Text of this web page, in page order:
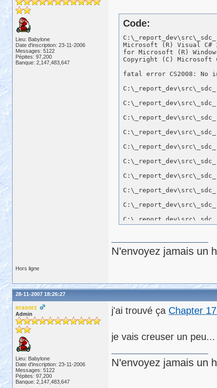
Lieu: Babylone
Date d'inscription: 23-11-2006
Messages: 5122
Pépites: 97,200
Banque: 2,147,483,647
Code:
C:\_report_dev\src\_sdc_report_webform.pbt_build\SDCWebReport>csc
Microsoft (R) Visual C# 2005 Compiler version 8.00.50727.42
for Microsoft (R) Windows (R) 2005 Framework version 2.0.50727
Copyright (C) Microsoft Corporation 2001-2005. All rights reserved.

fatal error CS2008: No inputs specified

C:\_report_dev\src\_sdc_report_webform.pbt_build\SDCWebReport>if errorlevel 9009 exit 3 

C:\_report_dev\src\_sdc_report_webform.pbt_build\SDCWebReport>if exist "C:\_report_dev\src\_sdc_report_webform.pbt_build\SDCWebReport\*.asmx" del "C:\_report_dev\src\_sdc_report_webform.pbt_build\SDCWebReport\*.asmx" 

C:\_report_dev\src\_sdc_report_webform.pbt_build\SDCWebReport>if exist "C:\_report_dev\src\_sdc_report_webform.pbt_build\SDCWebReport\*.html" del "C:\_report_dev\src\_sdc_report_webform.pbt_build\SDCWebReport\*.html" 

C:\_report_dev\src\_sdc_report_webform.pbt_build\SDCWebReport>if exist "C:\_report_dev\src\_sdc_report_webform.pbt_build\SDCWebReport\*.css" del "C:\_report_dev\src\_sdc_report_webform.pbt_build\SDCWebReport\*.css" 

C:\_report_dev\src\_sdc_report_webform.pbt_build\SDCWebReport>if exist "C:\_report_dev\src\_sdc_report_webform.pbt_build\SDCWebReport\*.cs" del "C:\_report_dev\src\_sdc_report_webform.pbt_build\SDCWebReport\*.cs" 

C:\_report_dev\src\_sdc_report_webform.pbt_build\SDCWebReport>if exist "C:\_report_dev\src\_sdc_report_webform.pbt_build\SDCWebReport\*.aspx" del "C:\_report_dev\src\_sdc_report_webform.pbt_build\SDCWebReport\*.aspx" 

C:\_report_dev\src\_sdc_report_webform.pbt_build\SDCWebReport>if exist "C:\_report_dev\src\_sdc_report_webform.pbt_build\SDCWebReport\*.htm" del "C:\_report_dev\src\_sdc_report_webform.pbt_build\SDCWebReport\*.htm" 

C:\_report_dev\src\_sdc_report_webform.pbt_build\SDCWebReport>if exist "C:\_report_dev\src\_sdc_report_webform.pbt_build\SDCWebReport\*.js" del "C:\_report_dev\src\_sdc_report_webform.pbt_build\SDCWebReport\*.js" 

C:\_report_dev\src\_sdc_report_webform.pbt_build\SDCWebReport>if exist "C:\_report_dev\src\_sdc_report_webform.pbt_build\SDCWebReport\*.resx" del "C:\_report_dev\src\_sdc_report_webform.pbt_build\SDCWebReport\*.resx" 

C:\_report_dev\src\_sdc_report_webform.pbt_build\SDCWebReport>if exist "C:\_report_dev\src\_sdc_report_webform.pbt_build\SDCWebReport\*.asax" del "C:\_report_dev\src\_sdc_report_webform.pbt_build\SDCWebReport\*.asax" 

C:\_report_dev\src\_sdc_report_webform.pbt_build\SDCWebReport>if exist "C:\_report_dev\src\_sdc_report_webform.pbt_build\SDCWebReport\build.bat" del "C:\_report_dev\src\_sdc_report_webform.pbt_build\SDCWebReport\build.bat" 

C:\_report_dev\src\_sdc_report_webform.pbt_build\SDCWebReport>if exist "C:\_report_dev\src\_sdc_report_webform.pbt_build\SDCWebReport\web.config" del "C:\_report_dev\src\_sdc_report_webform.pbt_build\SDCWebReport\web.config" 

C:\_report_dev\src\_sdc_report_webform.pbt_build\SDCWebReport>if exist "C:\_report_dev\src\_sdc_report_webform.pbt_build\SDCWebReport\bin" rd /s /q "C:\_report_dev\src\_sdc_report_webform.pbt_build\SDCWebReport\bin" 

C:\_report_dev\src\_sdc_report_webform.pbt_build\SDCWebReport>if exist "C:\_report_dev\src\_sdc_report_webform.pbt_build\SDCWebReport\images" rd /s /q "C:\_report_dev\src\_sdc_report_webform.pbt_build\SDCWebReport\images" 

C:\_report_dev\src\_sdc_report_webform.pbt_build\SDCWebReport>if exist "C:\_report_dev\src\_sdc_report_webform.pbt_build\SDCWebReport\scripts" rd /s /q "C:\_report_dev\src\_sdc_report_webform.pbt_build\SDCWebReport\scripts" 

C:\_report_dev\src\_sdc_report_webform.pbt_build\SDCWebReport>if exist "C:\_report_dev\src\_sdc_report_webform.pbt_build\SDCWebReport\temp"
N'envoyez jamais un
Hors ligne
28-11-2007 18:26:27
erasorz
Admin
Lieu: Babylone
Date d'inscription: 23-11-2006
Messages: 5122
Pépites: 97,200
Banque: 2,147,483,647
j'ai trouvé ça Chapter
je vais creuser un peu...
N'envoyez jamais un